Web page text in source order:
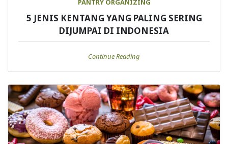
PANTRY ORGANIZING
5 JENIS KENTANG YANG PALING SERING
DIJUMPAI DI INDONESIA
Continue Reading